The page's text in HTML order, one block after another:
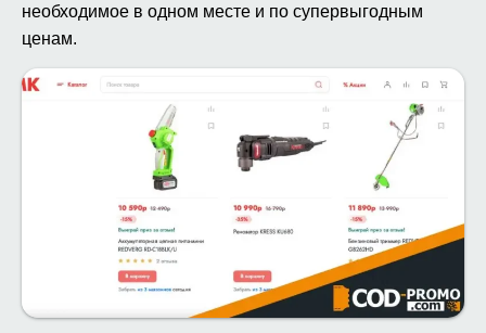
необходимое в одном месте и по супервыгодным
ценам.